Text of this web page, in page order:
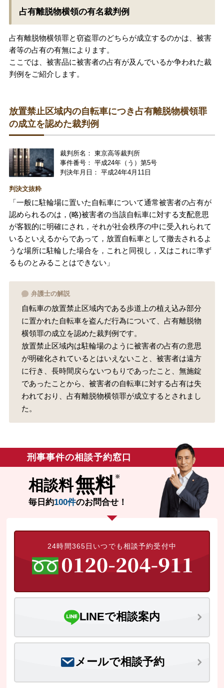
占有離脱物横領の有名裁判例
占有離脱物横領罪と窃盗罪のどちらが成立するのかは、被害
者等の占有の有無によります。
ここでは、被害品に被害者の占有が及んでいるか争われた裁
判例をご紹介します。
放置禁止区域内の自転車につき占有離脱物横領罪
の成立を認めた裁判例
裁判所名： 東京高等裁判所
事件番号： 平成24年（う）第5号
判決年月日： 平成24年4月11日
判決文抜粋
「一般に駐輪場に置いた自転車について通常被害者の占有が
認められるのは，(略)被害者の当該自転車に対する支配意思
が客観的に明確にされ，それが社会秩序の中に受入れられて
いるといえるからであって，放置自転車として撤去されるよ
うな場所に駐輪した場合を，これと同視し，又はこれに準ず
るものとみることはできない」
弁護士の解説
自転車の放置禁止区域内である歩道上の植え込み部分
に置かれた自転車を盗んだ行為について、占有離脱物
横領罪の成立を認めた裁判例です。
放置禁止区域内は駐輪場のように被害者の占有の意思
が明確化されているとはいえないこと、被害者は遠方
に行き、長時間戻らないつもりであったこと、無施錠
であったことから、被害者の自転車に対する占有は失
われており、占有離脱物横領罪が成立するとされまし
た。
刑事事件の相談予約窓口
相談料無料
毎日約100件のお問合せ！
24時間365日いつでも相談予約受付中
LINEで相談案内
メールで相談予約